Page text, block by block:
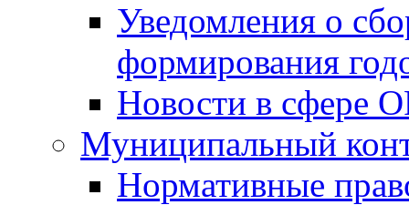
Уведомления о
формирования
Новости в сфере
Муниципальный
Нормативные